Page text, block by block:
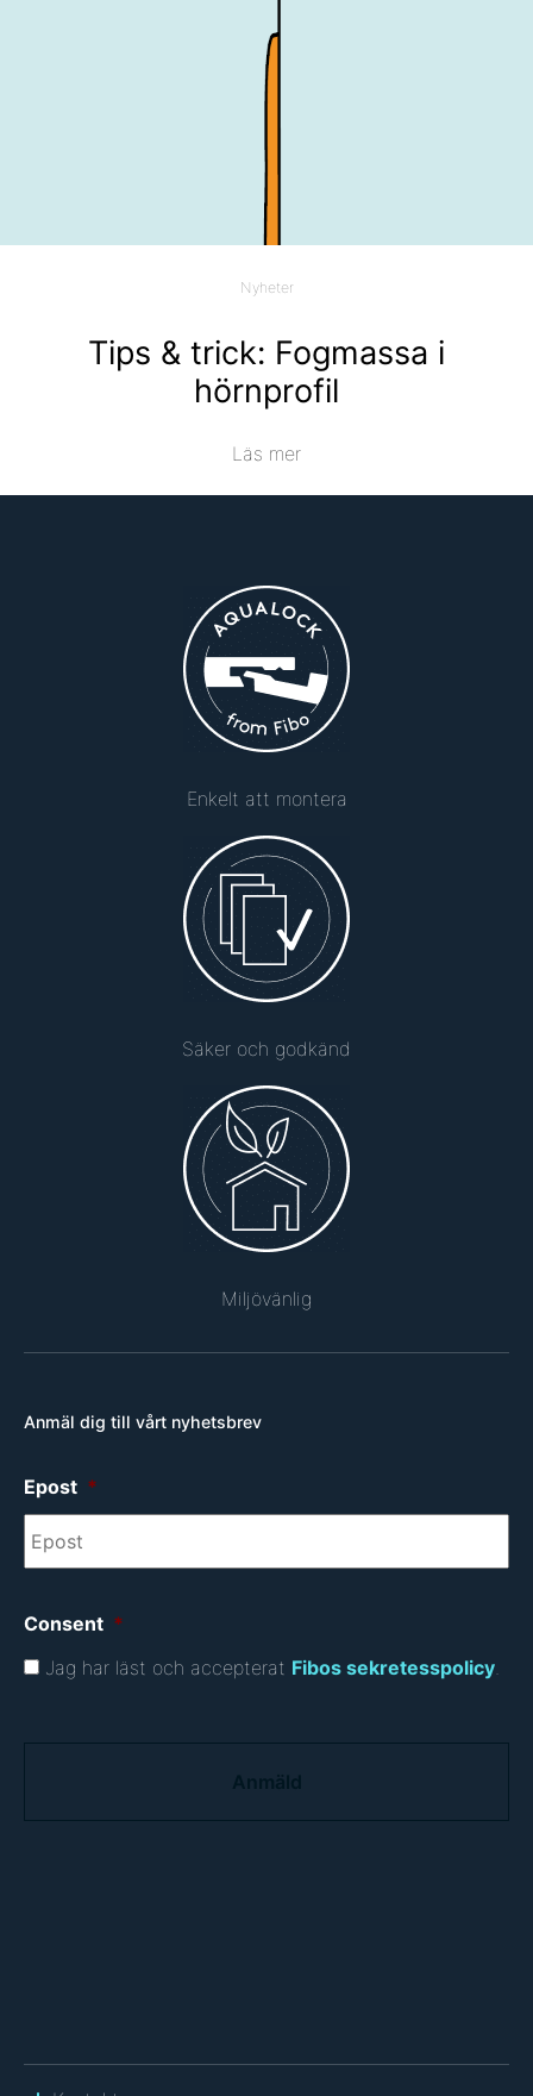
Nyheter
Tips & trick: Fogmassa i
hörnprofil
Läs mer
Enkelt att montera
Säker och godkänd
Miljövänlig
Anmäl dig till vårt nyhetsbrev
Epost *
Consent *
Jag har läst och accepterat Fibos sekretesspolicy.